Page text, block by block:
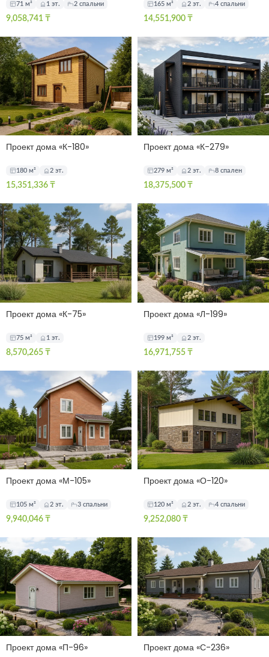
71 м² 1 эт. 2 спальни
9,058,741 ₸
165 м² 2 эт. 4 спальни
14,551,900 ₸
Проект дома «К-180»
180 м² 2 эт.
15,351,336 ₸
Проект дома «К-279»
279 м² 2 эт. 8 спален
18,375,500 ₸
Проект дома «К-75»
75 м² 1 эт.
8,570,265 ₸
Проект дома «Л-199»
199 м² 2 эт.
16,971,755 ₸
Проект дома «М-105»
105 м² 2 эт. 3 спальни
9,940,046 ₸
Проект дома «О-120»
120 м² 2 эт. 4 спальни
9,252,080 ₸
Проект дома «П-96» Проект дома «С-236»